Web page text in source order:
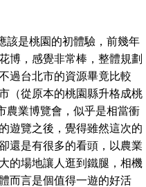
該是桃園的初體驗，前幾年
博，感覺非常棒，整體規劃
過台北市的資源畢竟比較
（從原本的桃園縣升格成桃
農業博覽會，似乎是相當衝
遊覽之後，覺得雖然這次的
還是有很多的看頭，以農業
的場地讓人逛到鐵腿，相機
而言是個值得一遊的好活